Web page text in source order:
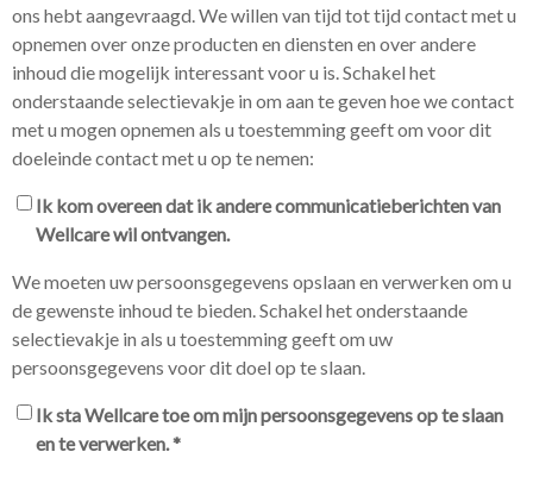
ons hebt aangevraagd. We willen van tijd tot tijd contact met u
opnemen over onze producten en diensten en over andere
inhoud die mogelijk interessant voor u is. Schakel het
onderstaande selectievakje in om aan te geven hoe we contact
met u mogen opnemen als u toestemming geeft om voor dit
doeleinde contact met u op te nemen:
Ik kom overeen dat ik andere communicatieberichten van
Wellcare wil ontvangen.
We moeten uw persoonsgegevens opslaan en verwerken om u
de gewenste inhoud te bieden. Schakel het onderstaande
selectievakje in als u toestemming geeft om uw
persoonsgegevens voor dit doel op te slaan.
Ik sta Wellcare toe om mijn persoonsgegevens op te slaan
en te verwerken.*